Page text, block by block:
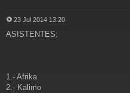
e
e
23 Jul 2014 13:20
ASISTENTES:
1.- Afrika
2.- Kalimo